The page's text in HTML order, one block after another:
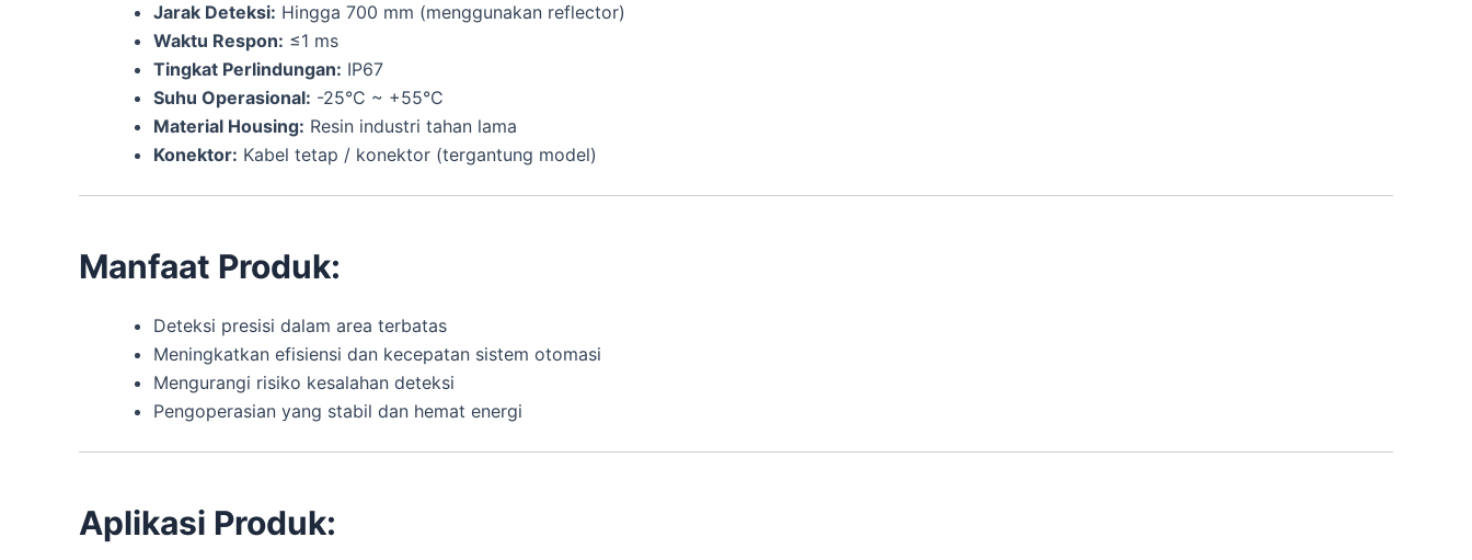
Jarak Deteksi: Hingga 700 mm (menggunakan reflector)
Waktu Respon: ≤1 ms
Tingkat Perlindungan: IP67
Suhu Operasional: -25°C ~ +55°C
Material Housing: Resin industri tahan lama
Konektor: Kabel tetap / konektor (tergantung model)
Manfaat Produk:
Deteksi presisi dalam area terbatas
Meningkatkan efisiensi dan kecepatan sistem otomasi
Mengurangi risiko kesalahan deteksi
Pengoperasian yang stabil dan hemat energi
Aplikasi Produk: